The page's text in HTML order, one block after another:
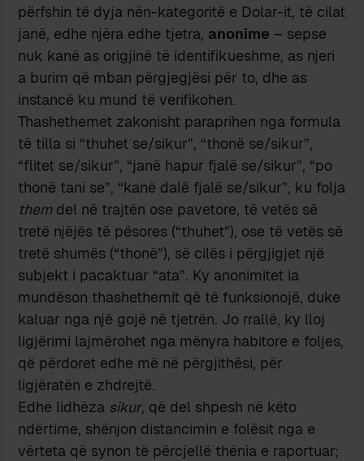
përfshin të dyja nën-kategoritë e Dolar-it, të cilat
janë, edhe njëra edhe tjetra, anonime – sepse
nuk kanë as origjinë të identifikueshme, as njeri
a burim që mban përgjegjësi për to, dhe as
instancë ku mund të verifikohen.
Thashethemet zakonisht paraprihen nga formula
të tilla si “thuhet se/sikur”, “thonë se/sikur”,
“flitet se/sikur”, “janë hapur fjalë se/sikur”, “po
thonë tani se”, “kanë dalë fjalë se/sikur”, ku folja
themdel në trajtën ose pavetore, të vetës së
tretë njëjës të pësores (“thuhet”), ose të vetës së
tretë shumës (“thonë”), së cilës i përgjigjet një
subjekt i pacaktuar “ata”. Ky anonimitet ia
mundëson thashethemit që të funksionojë, duke
kaluar nga një gojë në tjetrën. Jo rrallë, ky lloj
ligjërimi lajmërohet nga mënyra habitore e foljes,
që përdoret edhe më në përgjithësi, për
ligjëratën e zhdrejtë.
Edhe lidhëza sikur, që del shpesh në këto
ndërtime, shënjon distancimin e folësit nga e
vërteta që synon të përcjellë thënia e raportuar;